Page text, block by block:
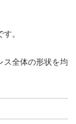
。
ス全体の形状を均